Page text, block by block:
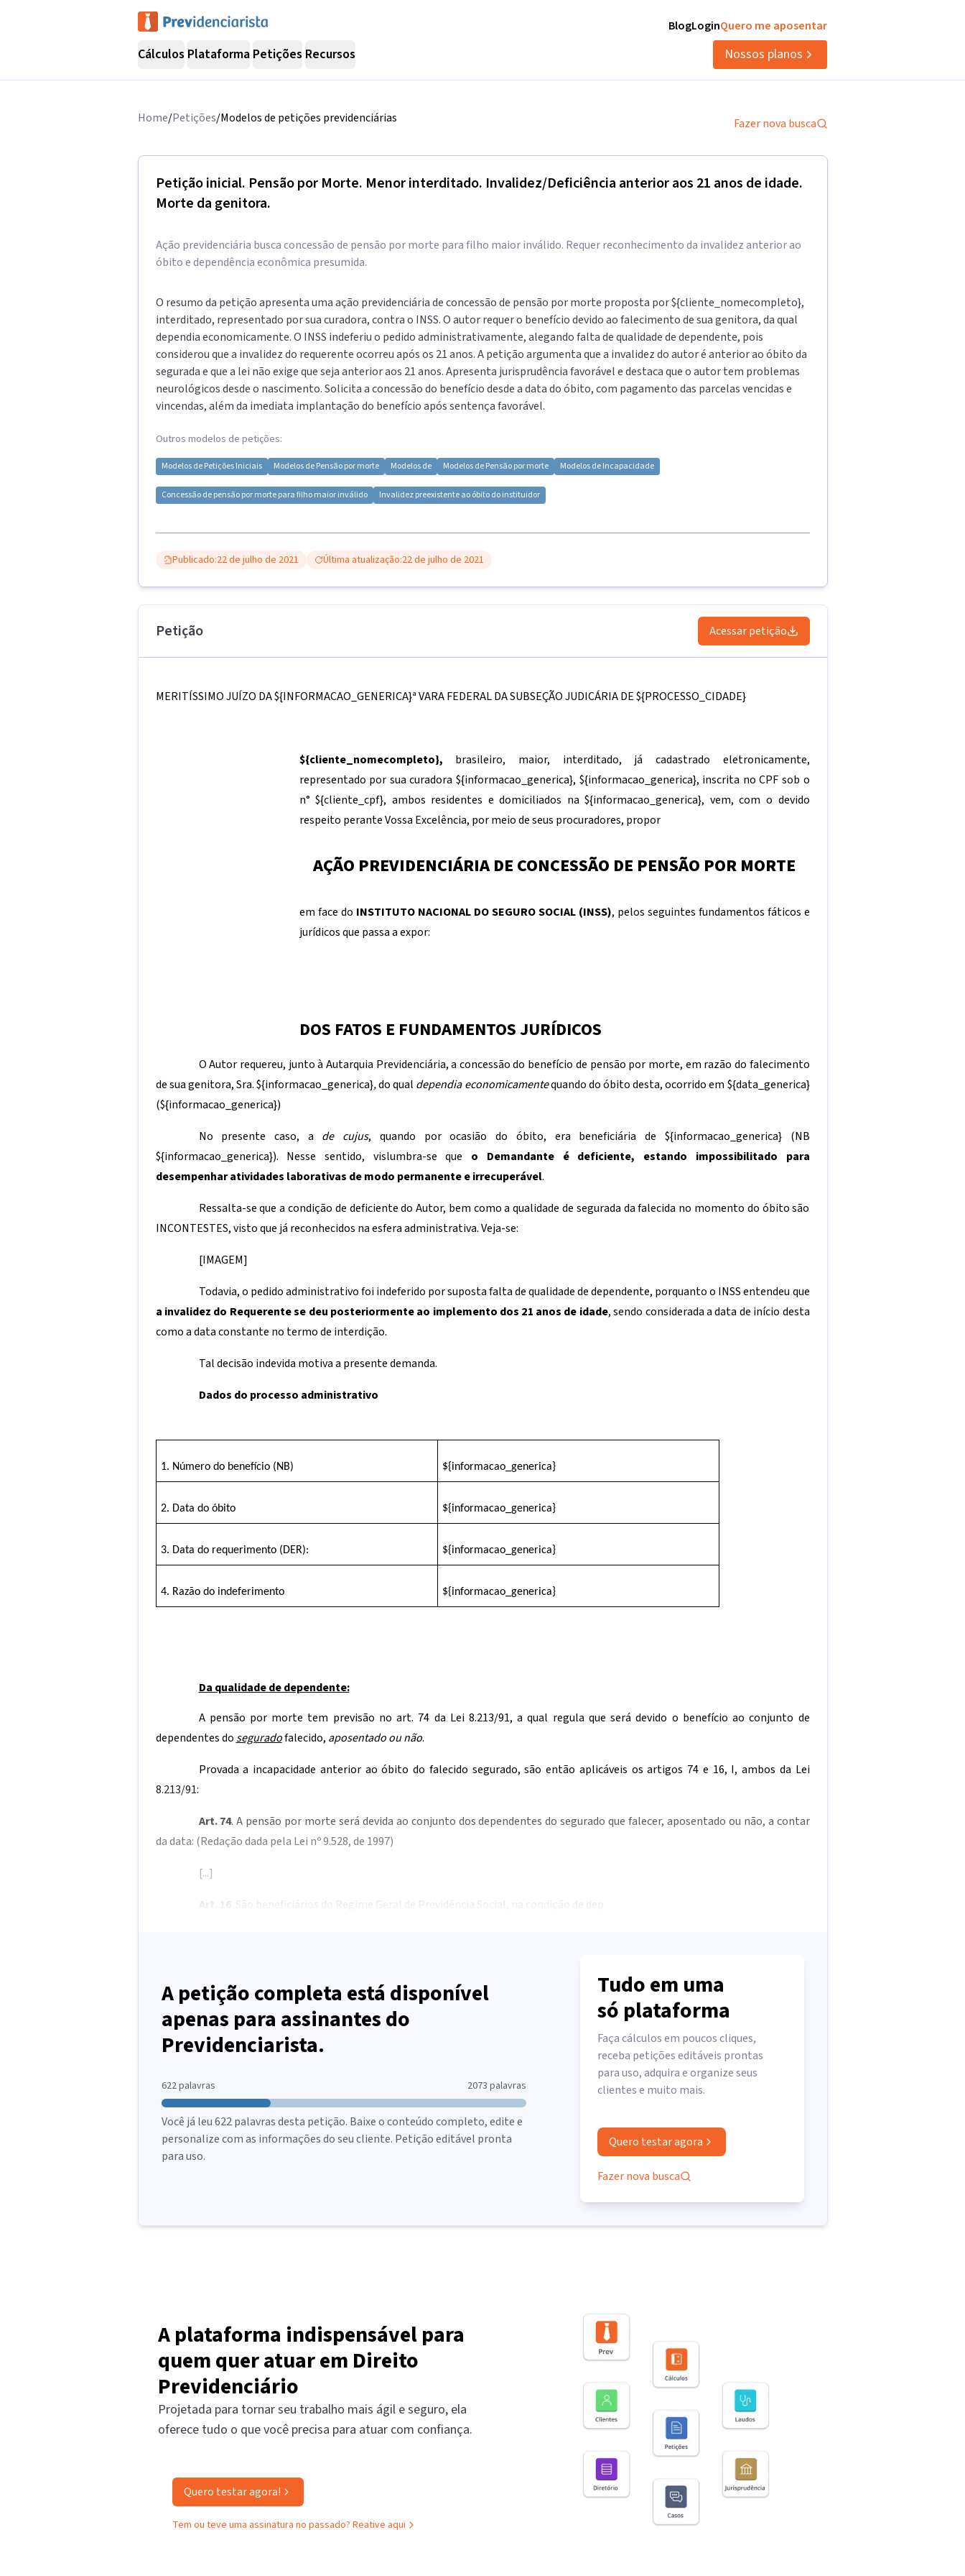
BlogLoginQuero me aposentar
Cálculos Plataforma Petições Recursos Nossos planos
Home/Petições/Modelos de petições previdenciárias Fazer nova busca
Petição inicial. Pensão por Morte. Menor interditado. Invalidez/Deficiência anterior aos 21 anos de idade.
Morte da genitora.
Ação previdenciária busca concessão de pensão por morte para filho maior inválido. Requer reconhecimento da invalidez anterior ao
óbito e dependência econômica presumida.
O resumo da petição apresenta uma ação previdenciária de concessão de pensão por morte proposta por ${cliente_nomecompleto},
interditado, representado por sua curadora, contra o INSS. O autor requer o benefício devido ao falecimento de sua genitora, da qual
dependia economicamente. O INSS indeferiu o pedido administrativamente, alegando falta de qualidade de dependente, pois
considerou que a invalidez do requerente ocorreu após os 21 anos. A petição argumenta que a invalidez do autor é anterior ao óbito da
segurada e que a lei não exige que seja anterior aos 21 anos. Apresenta jurisprudência favorável e destaca que o autor tem problemas
neurológicos desde o nascimento. Solicita a concessão do benefício desde a data do óbito, com pagamento das parcelas vencidas e
vincendas, além da imediata implantação do benefício após sentença favorável.
Outros modelos de petições:
Modelos dePetições Iniciais Modelos dePensão por morte Modelos de Modelos dePensão por morte Modelos deIncapacidade
Concessão de pensão por morte para filho maior inválido Invalidez preexistente ao óbito do instituidor
Publicado:22 de julho de 2021 Última atualização:22 de julho de 2021
Petição Acessar petição
MERITÍSSIMO JUÍZO DA${INFORMACAO_GENERICA}ª VARA FEDERAL DA SUBSEÇÃO JUDICÁRIA DE${PROCESSO_CIDADE}
${cliente_nomecompleto}, brasileiro, maior, interditado, já cadastrado eletronicamente,
representado por sua curadora ${informacao_generica}, ${informacao_generica}, inscrita no CPF sob o
n°${cliente_cpf}, ambos residentes e domiciliados na${informacao_generica}, vem, com o devido
respeito perante Vossa Excelência, por meio de seus procuradores, propor
AÇÃO PREVIDENCIÁRIA DE CONCESSÃO DE PENSÃO POR MORTE
em face do INSTITUTO NACIONAL DO SEGURO SOCIAL (INSS), pelos seguintes fundamentos fáticos e
jurídicos que passa a expor:
DOS FATOS E FUNDAMENTOS JURÍDICOS
O Autor requereu, junto à Autarquia Previdenciária, a concessão do benefício de pensão por morte, em razão do falecimento
de sua genitora, Sra.${informacao_generica},do qual dependia economicamentequando do óbito desta, ocorrido em ${data_generica}
(${informacao_generica})
No presente caso, a de cujus, quando por ocasião do óbito, era beneficiária de ${informacao_generica}(NB
${informacao_generica}). Nesse sentido, vislumbra-se que o Demandante é deficiente, estando impossibilitado para
desempenhar atividades laborativas de modo permanente e irrecuperável.
Ressalta-se que a condição de deficiente do Autor, bem como a qualidade de segurada da falecida no momento do óbito são
INCONTESTES, visto que já reconhecidos na esfera administrativa. Veja-se:
[IMAGEM]
Todavia, o pedido administrativo foi indeferido por suposta falta de qualidade de dependente, porquanto o INSS entendeu que
a invalidez do Requerente se deu posteriormente ao implemento dos 21 anos de idade, sendo considerada a data de início desta
como a data constante no termo de interdição.
Tal decisão indevida motiva a presente demanda.
Dados do processo administrativo
1. Número do benefício (NB) ${informacao_generica}
2. Data do óbito ${informacao_generica}
3. Data do requerimento (DER): ${informacao_generica}
4. Razão do indeferimento ${informacao_generica}
Da qualidade de dependente:
A pensão por morte tem previsão no art. 74 da Lei 8.213/91, a qual regula que será devido o benefício ao conjunto de
dependentes do seguradofalecido, aposentado ou não.
Provada a incapacidade anterior ao óbito do falecido segurado, são então aplicáveis os artigos 74 e 16, I, ambos da Lei
8.213/91:
Art. 74. A pensão por morte será devida ao conjunto dos dependentes do segurado que falecer, aposentado ou não, a contar
da data: (Redação dada pela Lei nº 9.528, de 1997)
[...]
Art. 16 . São beneficiários do Regime Geral de Previdência Social, na condição de dep
A petição completa está disponível
apenas para assinantes do
Previdenciarista.
622palavras 2073 palavras
Você já leu622palavras desta petição. Baixe o conteúdo completo, edite e
personalize com as informações do seu cliente. Petição editável pronta
para uso.
Tudo em uma
só plataforma
Faça cálculos em poucos cliques,
receba petições editáveis prontas
para uso, adquira e organize seus
clientes e muito mais.
Quero testar agora
Fazer nova busca
A plataforma indispensável para
quem quer atuar em Direito
Previdenciário
Projetada para tornar seu trabalho mais ágil e seguro, ela
oferece tudo o que você precisa para atuar com confiança.
Quero testar agora!
Tem ou teve uma assinatura no passado? Reative aqui